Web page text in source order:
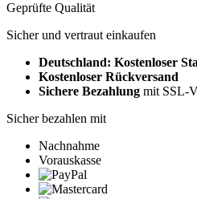
Geprüfte Qualität
Sicher und vertraut einkaufen
Deutschland: Kostenloser
Kostenloser Rückversand
Sichere Bezahlung mit SSL-
Sicher bezahlen mit
Nachnahme
Vorauskasse